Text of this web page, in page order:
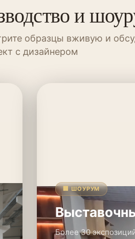
и
образцы вживую и
с дизайнером
🏢 ШОУРУМ
Более 30